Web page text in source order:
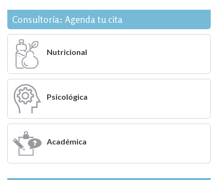
Consultoría: Agenda tu cita
Nutricional
Psicológica
Académica